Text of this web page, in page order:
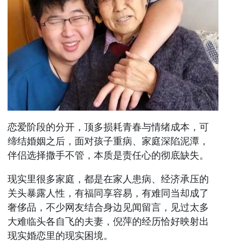
恋爱阶段的分开，顶多损耗青春与情绪成本，可
缔结婚姻之后，面对孩子重病、家庭深陷泥潭，
伴侣选择撒手不管，本质是责任心的彻底缺失。
现实里很多家庭，都是在家人患病、经济承压的
关头暴露人性，有福同享容易，有难同当却成了
奢侈品，不少网友结合身边见闻留言，见过太多
大难临头各自飞的夫妻，倪萍的经历恰好映射出
现实婚恋里的现实困境。